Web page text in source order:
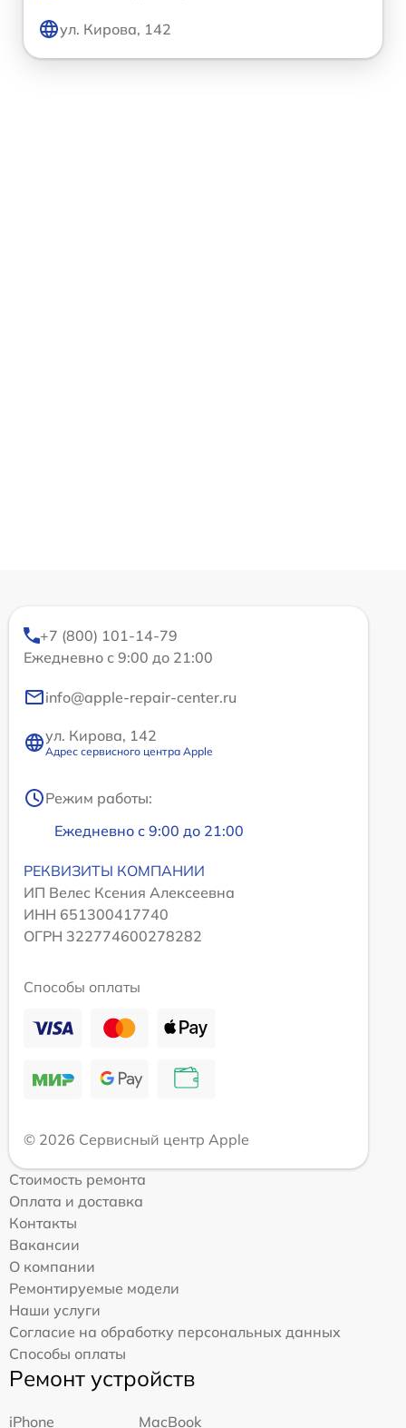
ул. Кирова, 142
+7 (800) 101-14-79
Ежедневно с 9:00 до 21:00
info@apple-repair-center.ru
ул. Кирова, 142
Адрес сервисного центра Apple
Режим работы:
Ежедневно с 9:00 до 21:00
РЕКВИЗИТЫ КОМПАНИИ
ИП Велес Ксения Алексеевна
ИНН 651300417740
ОГРН 322774600278282
Способы оплаты
© 2026 Сервисный центр Apple
Стоимость ремонта
Оплата и доставка
Контакты
Вакансии
О компании
Ремонтируемые модели
Наши услуги
Согласие на обработку персональных данных
Способы оплаты
Ремонт устройств
iPhone MacBook